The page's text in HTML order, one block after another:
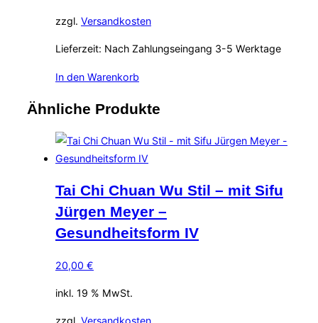
zzgl. Versandkosten
Lieferzeit: Nach Zahlungseingang 3-5 Werktage
In den Warenkorb
Ähnliche Produkte
Tai Chi Chuan Wu Stil – mit Sifu
Jürgen Meyer –
Gesundheitsform IV
20,00 €
inkl. 19 % MwSt.